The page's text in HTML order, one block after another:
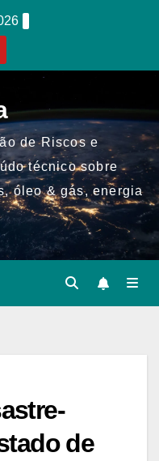
de Riscos e
técnico sobre
óleo & gás, energia
de